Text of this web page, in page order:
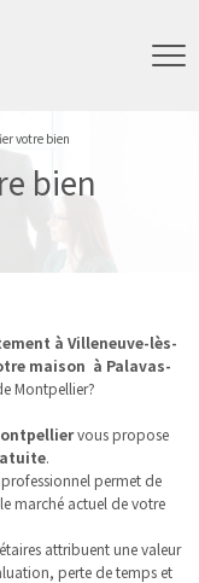
votre bien
bien
à Villeneuve-lès-
maison à Palavas-
Montpellier?
vous propose
.
permet de
marché actuel de votre
attribuent une valeur
perte de temps et